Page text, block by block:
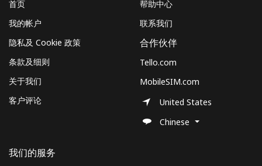
你好！
现在加入 →
首页
我的帐户
隐私及 Cookie 政策
条款及细则
关于我们
客户评论
我们的服务
帮助中心
联系我们
合作伙伴
Tello.com
MobileSIM.com
United States
Chinese